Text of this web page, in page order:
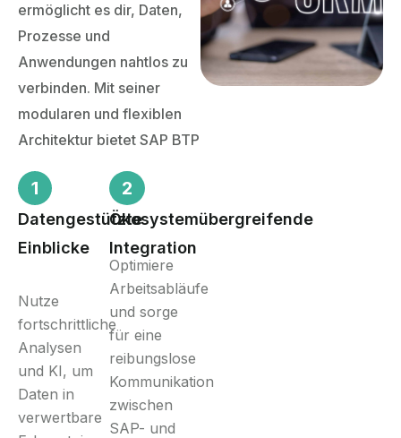
ermöglicht es dir, Daten,
Prozesse und
Anwendungen nahtlos zu
verbinden. Mit seiner
modularen und flexiblen
Architektur bietet SAP BTP
1
Datengestützte
Einblicke
Nutze
fortschrittliche
Analysen
und KI, um
Daten in
verwertbare
2
Ökosystemübergreifende
Integration
Optimiere
Arbeitsabläufe
und sorge
für eine
reibungslose
Kommunikation
zwischen
SAP- und